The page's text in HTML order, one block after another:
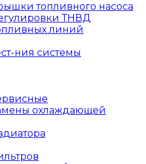
топливного насоса
ТНВД
линий
ния системы
охлаждающей